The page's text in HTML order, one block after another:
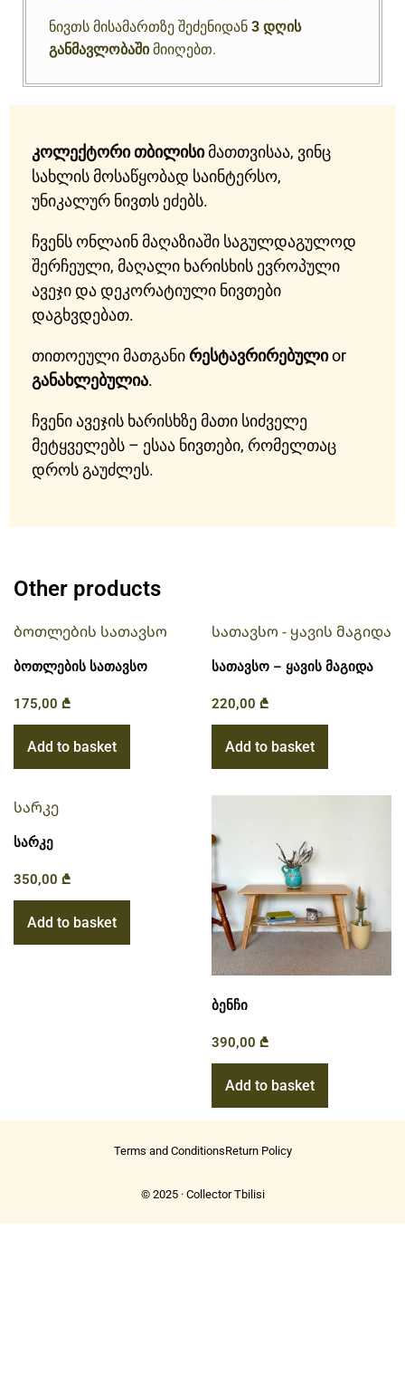
ნივთს მისამართზე შეძენიდან 3 დღის
განმავლობაშიმიიღებთ.
კოლექტორი თბილისიმათთვისაა, ვინც
სახლის მოსაწყობად საინტერსო,
უნიკალურ ნივთს ეძებს.
ჩვენს ონლაინ მაღაზიაში საგულდაგულოდ
შერჩეული, მაღალი ხარისხის ევროპული
ავეჯი და დეკორატიული ნივთები
დაგხვდებათ.
თითოეული მათგანირესტავრირებულიor
განახლებულია.
ჩვენი ავეჯის ხარისხზე მათი სიძველე
მეტყველებს – ესაა ნივთები, რომელთაც
დროს გაუძლეს.
Other products
ბოთლების სათავსო
175,00 ₾
Add to basket
სათავსო – ყავის მაგიდა
220,00 ₾
Add to basket
სარკე
350,00 ₾
Add to basket
ბენჩი
390,00 ₾
Add to basket
© 2025 · Collector Tbilisi
Terms and ConditionsReturn Policy